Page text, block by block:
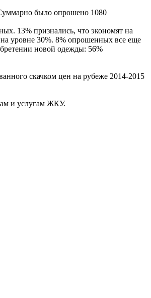
Суммарно было опрошено 1080
13% признались, что экономят на
уровне 30%. 8% опрошенных все еще
новой одежды: 56%
скачком цен на рубеже 2014-2015
и услугам ЖКУ.